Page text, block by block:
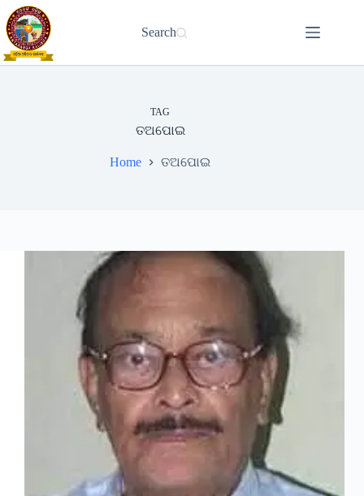
Skip
to
content
Search
TAG
ତଅପୋଇ
Home ତଅପୋଇ